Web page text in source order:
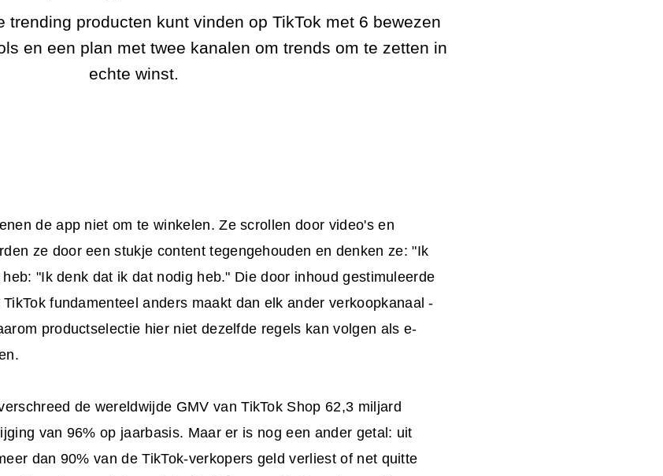
trending producten kunt vinden op TikTok met 6 bewezen
en een plan met twee kanalen om trends om te zetten in
echte winst.
de app niet om te winkelen. Ze scrollen door video's en
ze door een stukje content tegengehouden en denken ze: "Ik
"Ik denk dat ik dat nodig heb." Die door inhoud gestimuleerde
fundamenteel anders maakt dan elk ander verkoopkanaal -
productselectie hier niet dezelfde regels kan volgen als e-
de wereldwijde GMV van TikTok Shop 62,3 miljard
van 96% op jaarbasis. Maar er is nog een ander getal: uit
dan 90% van de TikTok-verkopers geld verliest of net quitte